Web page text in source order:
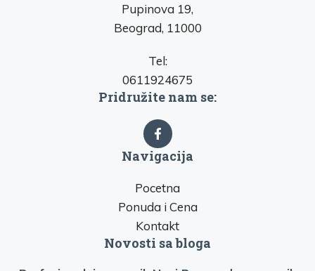
Pupinova 19,
Beograd, 11000
Tel:
0611924675
Pridružite nam se:
Navigacija
Pocetna
Ponuda i Cena
Kontakt
Novosti sa bloga